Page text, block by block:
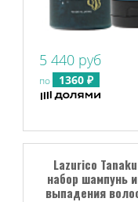
5 440 руб
по 1360 ₽
Lazurico
набор шампунь
выпадения